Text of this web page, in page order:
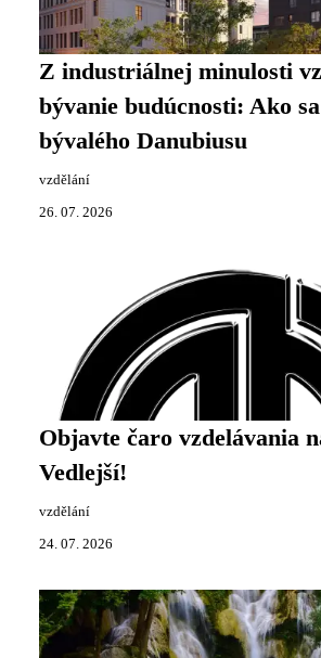
Z industriálnej minulosti
bývanie budúcnosti: Ako
bývalého Danubiusu
vzdělání
26. 07. 2026
Objavte čaro vzdelávania
Vedlejší!
vzdělání
24. 07. 2026